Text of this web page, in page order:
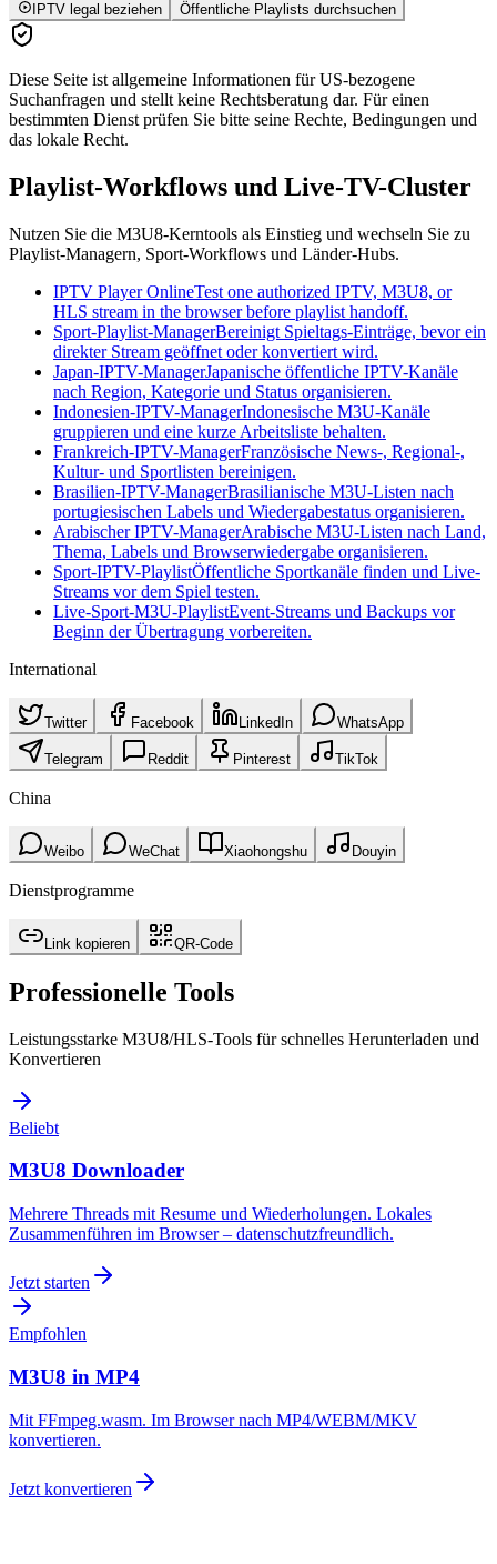
IPTV legal beziehen Öffentliche Playlists durchsuchen
Diese Seite ist allgemeine Informationen für US-bezogene
Suchanfragen und stellt keine Rechtsberatung dar. Für einen
bestimmten Dienst prüfen Sie bitte seine Rechte, Bedingungen und
das lokale Recht.
Playlist-Workflows und Live-TV-Cluster
Nutzen Sie die M3U8-Kerntools als Einstieg und wechseln Sie zu
Playlist-Managern, Sport-Workflows und Länder-Hubs.
IPTV Player OnlineTest one authorized IPTV, M3U8, or
HLS stream in the browser before playlist handoff.
Sport-Playlist-ManagerBereinigt Spieltags-Einträge, bevor ein
direkter Stream geöffnet oder konvertiert wird.
Japan-IPTV-ManagerJapanische öffentliche IPTV-Kanäle
nach Region, Kategorie und Status organisieren.
Indonesien-IPTV-ManagerIndonesische M3U-Kanäle
gruppieren und eine kurze Arbeitsliste behalten.
Frankreich-IPTV-ManagerFranzösische News-, Regional-,
Kultur- und Sportlisten bereinigen.
Brasilien-IPTV-ManagerBrasilianische M3U-Listen nach
portugiesischen Labels und Wiedergabestatus organisieren.
Arabischer IPTV-ManagerArabische M3U-Listen nach Land,
Thema, Labels und Browserwiedergabe organisieren.
Sport-IPTV-PlaylistÖffentliche Sportkanäle finden und Live-
Streams vor dem Spiel testen.
Live-Sport-M3U-PlaylistEvent-Streams und Backups vor
Beginn der Übertragung vorbereiten.
International
Twitter Facebook LinkedIn WhatsApp
Telegram Reddit Pinterest TikTok
China
Weibo WeChat Xiaohongshu Douyin
Dienstprogramme
Link kopieren QR-Code
Professionelle Tools
Leistungsstarke M3U8/HLS‑Tools für schnelles Herunterladen und
Konvertieren
Beliebt
M3U8 Downloader
Mehrere Threads mit Resume und Wiederholungen. Lokales
Zusammenführen im Browser – datenschutzfreundlich.
Jetzt starten
Empfohlen
M3U8 in MP4
Mit FFmpeg.wasm. Im Browser nach MP4/WEBM/MKV
konvertieren.
Jetzt konvertieren